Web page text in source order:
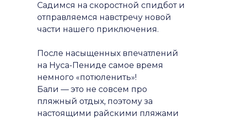
Садимся на скоростной спидбот и
отправляемся навстречу новой
части нашего приключения.
После насыщенных впечатлений
на Нуса-Пениде самое время
немного «потюленить»!
Бали — это не совсем про
пляжный отдых, поэтому за
настоящими райскими пляжами